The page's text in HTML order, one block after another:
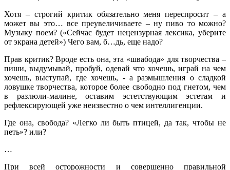
Хотя – строгий критик обязательно меня переспросит – а
может вы это… все преувеличиваете – ну пиво то можно?
Музыку поем? («Сейчас будет нецензурная лексика, уберите
от экрана детей») Чего вам, б…дь, еще надо?
Прав критик? Вроде есть она, эта «швабода» для творчества –
пиши, выдумывай, пробуй, одевай что хочешь, играй на чем
хочешь, выступай, где хочешь, - а размышления о сладкой
ловушке творчества, которое более свободно под гнетом, чем
в разлюли-малине, оставим эстетствующим эстетам и
рефлексирующей уже неизвестно о чем интеллигенции.
Где она, свобода? «Легко ли быть птицей, да так, чтобы не
петь»? или?
…
При всей осторожности и совершенно правильной